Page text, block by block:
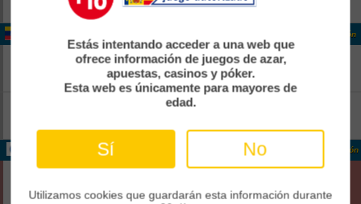
Boca Juniors De Cali
Clasificación
Rayo Zuliano
Anzoategui FC
Estudiantes Merida
Internacional CONCACAF Caribbean Cup Grp. B Clasificación
Fin
Cibao
Cavalier Sc
Estás intentando acceder a una web que
ofrece información de juegos de azar,
apuestas, casinos y póker.
Esta web es únicamente para mayores de
edad.
Sí No
Utilizamos cookies que guardarán esta información durante